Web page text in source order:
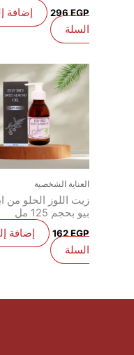
إضافة إلى
العناية الشخصية
زيت اللوز الحلو من ايجي
إضافة إلى